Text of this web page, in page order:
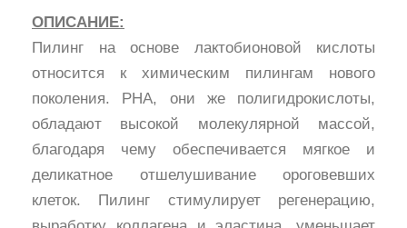
ОПИСАНИЕ:
Пилинг на основе лактобионовой кислоты
относится к химическим пилингам нового
поколения. PHA, они же полигидрокислоты,
обладают высокой молекулярной массой,
благодаря чему обеспечивается мягкое и
деликатное отшелушивание ороговевших
клеток. Пилинг стимулирует регенерацию,